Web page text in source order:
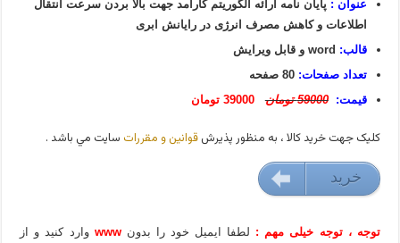
عنوان : پایان نامه ارائه الگوریتم کارآمد جهت بالا بردن سرعت انتقال
اطلاعات و کاهش مصرف انرژی در رایانش ابری
قالب:
تعداد صفحات: 80 صفحه
قیمت:59000 تومان 39000 تومان
کليک جهت خريد کالا ، به منظور پذيرشقوانين و مقررات سايت مي باشد .
39000 تومان خريد
توجه ، توجه خیلی مهم : لطفا ایمیل خود را بدون www وارد کنید و از